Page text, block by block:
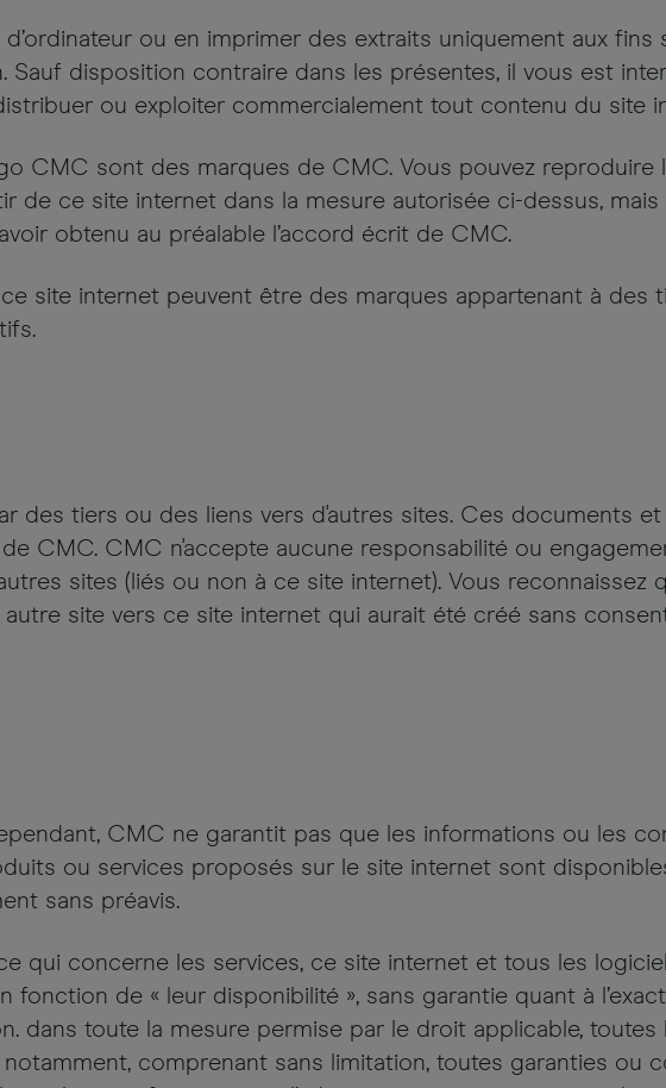
ou en imprimer des extraits uniquement aux fins
disposition contraire dans les présentes, il vous est
ou exploiter commercialement tout contenu du site
CMC sont des marques de CMC. Vous pouvez reproduire
de ce site internet dans la mesure autorisée ci-dessus,
obtenu au préalable l’accord écrit de CMC.
site internet peuvent être des marques appartenant à des
des tiers ou des liens vers d'autres sites. Ces documents
CMC. CMC n'accepte aucune responsabilité ou
sites (liés ou non à ce site internet). Vous
site vers ce site internet qui aurait été créé sans
CMC ne garantit pas que les informations ou les
ou services proposés sur le site internet sont
sans préavis.
qui concerne les services, ce site internet et tous les
de « leur disponibilité », sans garantie quant à
dans toute la mesure permise par le droit applicable,
comprenant sans limitation, toutes garanties ou